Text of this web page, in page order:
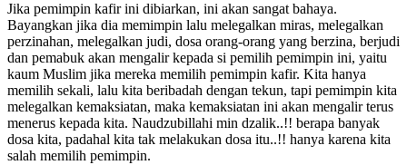
Jika pemimpin kafir ini dibiarkan, ini akan sangat bahaya.
Bayangkan jika dia memimpin lalu melegalkan miras, melegalkan
perzinahan, melegalkan judi, dosa orang-orang yang berzina, berjudi
dan pemabuk akan mengalir kepada si pemilih pemimpin ini, yaitu
kaum Muslim jika mereka memilih pemimpin kafir. Kita hanya
memilih sekali, lalu kita beribadah dengan tekun, tapi pemimpin kita
melegalkan kemaksiatan, maka kemaksiatan ini akan mengalir terus
menerus kepada kita. Naudzubillahi min dzalik..!! berapa banyak
dosa kita, padahal kita tak melakukan dosa itu..!! hanya karena kita
salah memilih pemimpin.